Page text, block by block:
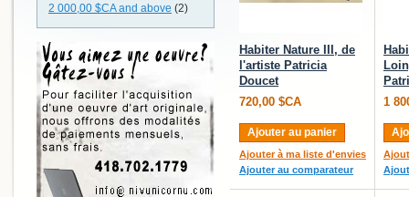
Habiter Nature III, de
l'artiste Patricia
Doucet
720,00 $CA
Ajouter au panier
Ajouter à ma liste d'envies
Ajouter au comparateur
1
2 000,00 $CAand above (2)